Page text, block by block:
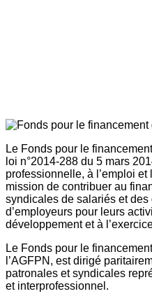
Le Fonds pour le
loi n°2014-288 du 5 mars
professionnelle, à l’emploi
mission de contribuer au
syndicales de salariés et
d’employeurs pour leurs
développement et à
Le Fonds pour le
l’AGFPN, est dirigé
patronales et syndicales
et interprofessionnel.